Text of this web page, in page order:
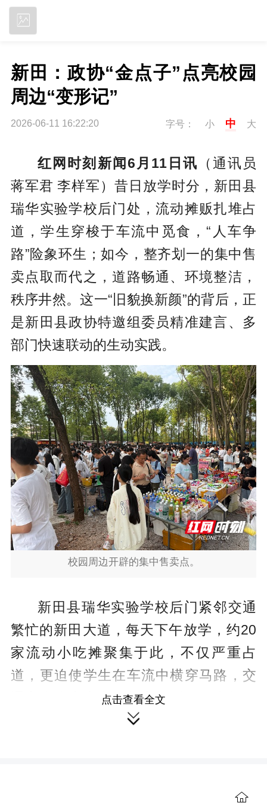
新田：政协“金点子”点亮校园
周边“变形记”
2026-06-11 16:22:20 字号： 小 中 大
红网时刻新闻6月11日讯 （通讯员
蒋军君 李样军）昔日放学时分，新田县
瑞华实验学校后门处，流动摊贩扎堆占
道，学生穿梭于车流中觅食，“人车争
路”险象环生；如今，整齐划一的集中售
卖点取而代之，道路畅通、环境整洁，
秩序井然。这一“旧貌换新颜”的背后，正
是新田县政协特邀组委员精准建言、多
部门快速联动的生动实践。
校园周边开辟的集中售卖点。
新田县瑞华实验学校后门紧邻交通
繁忙的新田大道，每天下午放学，约20
家流动小吃摊聚集于此，不仅严重占
道，更迫使学生在车流中横穿马路，交
通安全隐患突出。加之摊贩多无合规经
营资质，食材采购、加工环节监管缺
民有所呼，政协有所应。新田县政
点击查看全文
